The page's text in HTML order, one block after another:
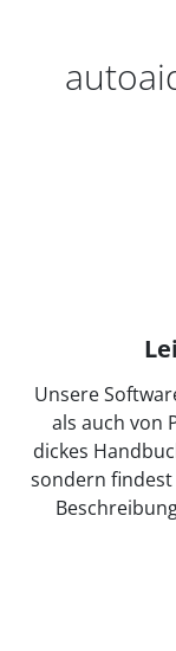
Unsere
als auch von
dickes
sondern